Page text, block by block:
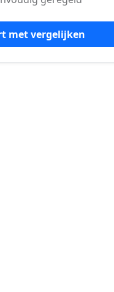
met vergelijken